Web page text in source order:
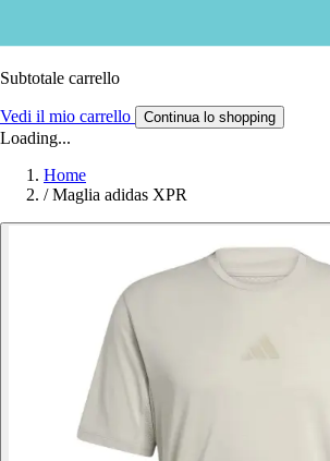
Subtotale carrello
Vedi il mio carrello Continua lo shopping
Loading...
Home
/ Maglia adidas XPR